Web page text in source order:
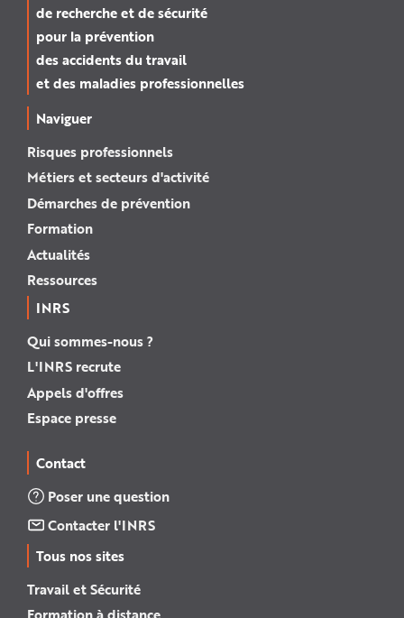
de recherche et de sécurité
pour la prévention
des accidents du travail
et des maladies professionnelles
Naviguer
Risques professionnels
Métiers et secteurs d'activité
Démarches de prévention
Formation
Actualités
Ressources
INRS
Qui sommes-nous ?
L'INRS recrute
Appels d'offres
Espace presse
Contact
Poser une question
Contacter l'INRS
Tous nos sites
Travail et Sécurité